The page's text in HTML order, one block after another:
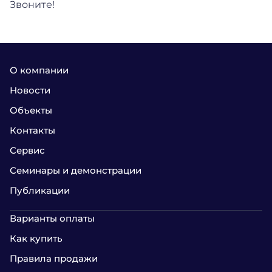
Звоните!
О компании
Новости
Объекты
Контакты
Сервис
Семинары и демонстрации
Публикации
Варианты оплаты
Как купить
Правила продажи